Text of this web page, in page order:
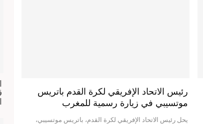
رئيس الاتحاد الإفريقي لكرة القدم باتريس
موتسيبي في زيارة رسمية للمغرب
يحل رئيس الاتحاد الإفريقي لكرة القدم، باتريس موتسيبي،